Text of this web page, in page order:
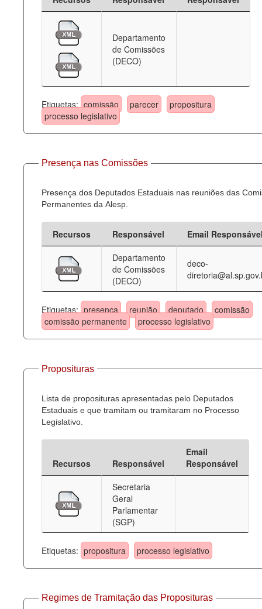
Departamento
de Comissões
(DECO)
Etiquetas: comissão parecer
propositura
processo legislativo
Presença nas Comissões
Presença dos Deputados Estaduais nas reuniões das
Permanentes da Alesp.
Recursos Responsável
Email
Departamento
de Comissões
(DECO)
deco-
Etiquetas: presença reunião deputado
comissão
comissão permanente
processo legislativo
Proposituras
Lista de proposituras apresentadas pelo Deputados
Estaduais e que tramitam ou tramitaram no Processo
Legislativo.
Recursos Responsável
Email
Responsável
Secretaria
Geral
Parlamentar
(SGP)
Etiquetas: propositura processo legislativo
Regimes de Tramitação das Proposituras